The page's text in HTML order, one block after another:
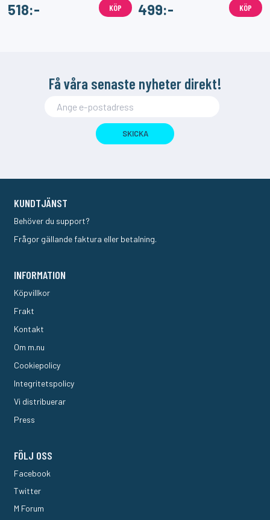
518:- KÖP 499:- KÖP
Få våra senaste nyheter direkt!
SKICKA
KUNDTJÄNST
Behöver du support?
Frågor gällande faktura eller betalning.
INFORMATION
Köpvillkor
Frakt
Kontakt
Om m.nu
Cookiepolicy
Integritetspolicy
Vi distribuerar
Press
FÖLJ OSS
Facebook
Twitter
M Forum